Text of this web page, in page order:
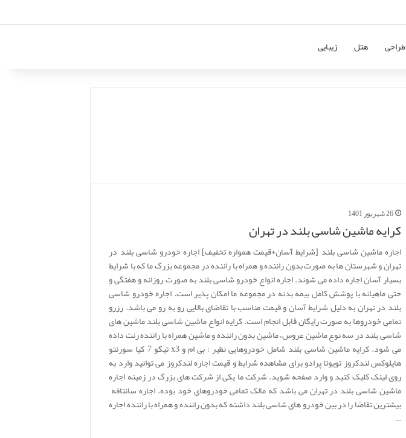
طراحی هتل زیبایی
26 شهریور 1401
کرایه ماشین شاسی بلند در تهران
اجاره ماشین شاسی بلند [شرایط آسان+قیمت همواره تخفیف] اجاره خودرو شاسی بلند در
تهران و شهرستان ها به صورت بدون راننده و همراه با راننده در مجموعه بزرگ ما که با شرایط
بسیار آسان اجاره داده می شوند. اجاره انواع خودرو شاسی بلند به صورت روزانه و هفتگی و
حتی ماهیانه با پوشش کامل بیمه بدنه در مجموعه ما امکان پذیر است. اجاره خودرو شاسی
بلند در تهران به دلیل شرایط آسان و قیمت مناسب با تقاضای بالایی رو به رو می باشد. رزرو
تمامی خودروها به صورت رایگان قابل انجام است. کرایه انواع ماشین شاسی بلند ماشین های
شاسی بلند در سه نوع ماشین عروس، ماشین بدون راننده و ماشین همراه با راننده رنت داده
می شود. کرایه ماشین شاسی بلند شامل خودروهایی نظیر : بی ام و x3 تیگو 7 کیا سورنتو
هایلوکس لندکروز تویوتا پرادو برای مشاهده شرایط و قیمت اجاره لندکروز می توانید وارد به
روی لینک کلیک کنید و وارد صفحه شوید. شرکت ما یکی از شرکت های بزرگ در زمینه اجاره
ماشین شاسی بلند در تهران می باشد که مالک تمامی خودروهای خود بوده. اجاره سانتافه
بیشترین تقاضا را در بین خودرو های شاسی بلند داشته که بدون راننده و همراه با راننده اجاره
…